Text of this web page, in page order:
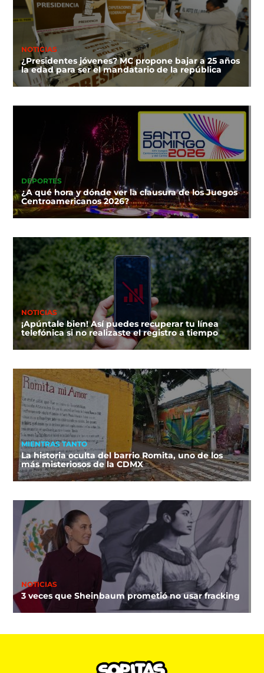
NOTICIAS
¿Presidentes jóvenes? MC propone bajar a 25 años
la edad para ser el mandatario de la república
DEPORTES
¿A qué hora y dónde ver la clausura de los Juegos
Centroamericanos 2026?
NOTICIAS
¡Apúntale bien! Así puedes recuperar tu línea
telefónica si no realizaste el registro a tiempo
MIENTRAS TANTO
La historia oculta del barrio Romita, uno de los
más misteriosos de la CDMX
NOTICIAS
3 veces que Sheinbaum prometió no usar fracking